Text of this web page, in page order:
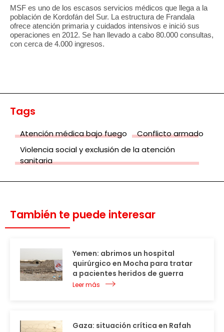
MSF es uno de los escasos servicios médicos que llega a la
población de Kordofán del Sur. La estructura de Frandala
ofrece atención primaria y cuidados intensivos e inició sus
operaciones en 2012. Se han llevado a cabo 80.000 consultas,
con cerca de 4.000 ingresos.
Tags
Atención médica bajo fuego
Conflicto armado
Violencia social y exclusión de la atención
sanitaria
También te puede interesar
Yemen: abrimos un hospital
quirúrgico en Mocha para tratar
a pacientes heridos de guerra
Leer más
Gaza: situación crítica en Rafah